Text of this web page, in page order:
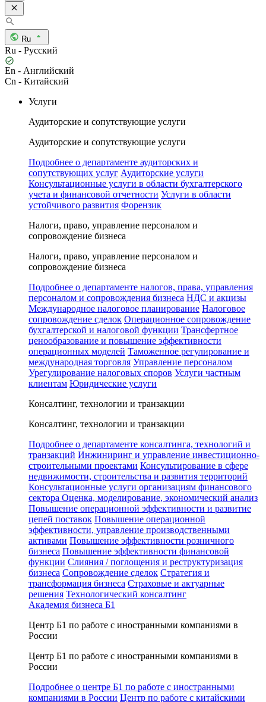
Ru
Ru - Русский
En - Английский
Cn - Китайский
Услуги
Аудиторские и сопутствующие услуги
Аудиторские и сопутствующие услуги
Подробнее о департаменте аудиторских и
сопутствующих услуг Аудиторские услуги
Консультационные услуги в области бухгалтерского
учета и финансовой отчетности Услуги в области
устойчивого развития Форензик
Налоги, право, управление персоналом и
сопровождение бизнеса
Налоги, право, управление персоналом и
сопровождение бизнеса
Подробнее о департаменте налогов, права, управления
персоналом и сопровождения бизнеса НДС и акцизы
Международное налоговое планирование Налоговое
сопровождение сделок Операционное сопровождение
бухгалтерской и налоговой функции Трансфертное
ценообразование и повышение эффективности
операционных моделей Таможенное регулирование и
международная торговля Управление персоналом
Урегулирование налоговых споров Услуги частным
клиентам Юридические услуги
Консалтинг, технологии и транзакции
Консалтинг, технологии и транзакции
Подробнее о департаменте консалтинга, технологий и
транзакций Инжиниринг и управление инвестиционно-
строительными проектами Консультирование в сфере
недвижимости, строительства и развития территорий
Консультационные услуги организациям финансового
сектора Оценка, моделирование, экономический анализ
Повышение операционной эффективности и развитие
цепей поставок Повышение операционной
эффективности, управление производственными
активами Повышение эффективности розничного
бизнеса Повышение эффективности финансовой
функции Слияния / поглощения и реструктуризация
бизнеса Сопровождение сделок Стратегия и
трансформация бизнеса Страховые и актуарные
решения Технологический консалтинг
Академия бизнеса Б1
Центр Б1 по работе с иностранными компаниями в
России
Центр Б1 по работе с иностранными компаниями в
России
Подробнее о центре Б1 по работе с иностранными
компаниями в России Центр по работе с китайскими